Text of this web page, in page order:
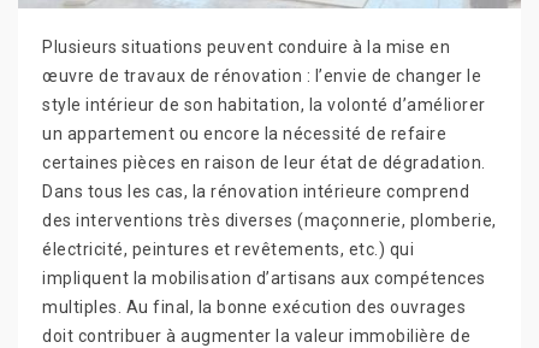
Plusieurs situations peuvent conduire à la mise en
œuvre de travaux de rénovation : l’envie de changer le
style intérieur de son habitation, la volonté d’améliorer
un appartement ou encore la nécessité de refaire
certaines pièces en raison de leur état de dégradation.
Dans tous les cas, la rénovation intérieure comprend
des interventions très diverses (maçonnerie, plomberie,
électricité, peintures et revêtements, etc.) qui
impliquent la mobilisation d’artisans aux compétences
multiples. Au final, la bonne exécution des ouvrages
doit contribuer à augmenter la valeur immobilière de